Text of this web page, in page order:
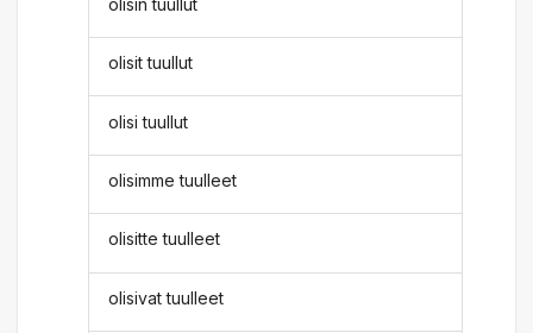
olisit tuullut
olisi tuullut
olisimme tuulleet
olisitte tuulleet
olisivat tuulleet